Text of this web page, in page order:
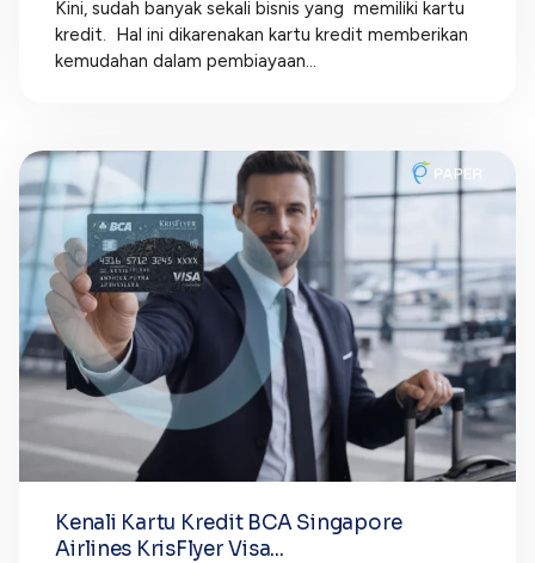
Kini, sudah banyak sekali bisnis yang memiliki kartu
kredit. Hal ini dikarenakan kartu kredit memberikan
kemudahan dalam pembiayaan...
Kenali Kartu Kredit BCA Singapore
Airlines KrisFlyer Visa...